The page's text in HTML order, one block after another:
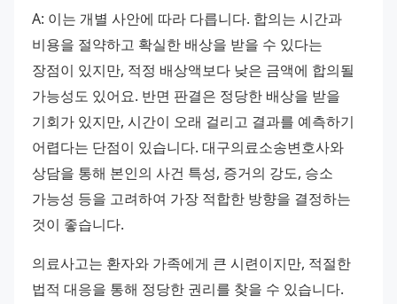
A: 이는 개별 사안에 따라 다릅니다. 합의는 시간과
비용을 절약하고 확실한 배상을 받을 수 있다는
장점이 있지만, 적정 배상액보다 낮은 금액에 합의될
가능성도 있어요. 반면 판결은 정당한 배상을 받을
기회가 있지만, 시간이 오래 걸리고 결과를 예측하기
어렵다는 단점이 있습니다. 대구의료소송변호사와
상담을 통해 본인의 사건 특성, 증거의 강도, 승소
가능성 등을 고려하여 가장 적합한 방향을 결정하는
것이 좋습니다.
의료사고는 환자와 가족에게 큰 시련이지만, 적절한
법적 대응을 통해 정당한 권리를 찾을 수 있습니다.